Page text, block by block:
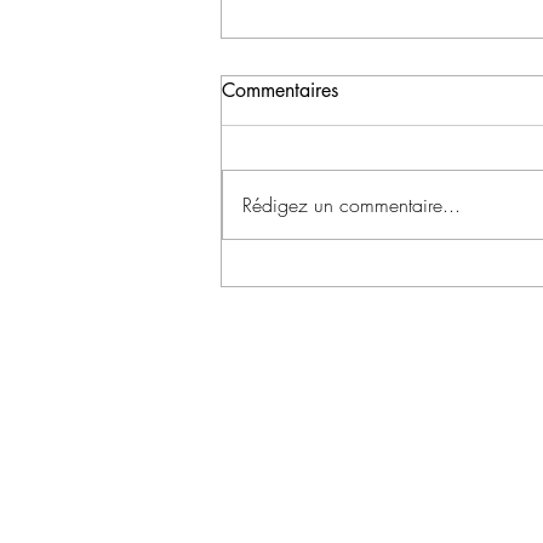
Commentaires
Rédigez un commentaire...